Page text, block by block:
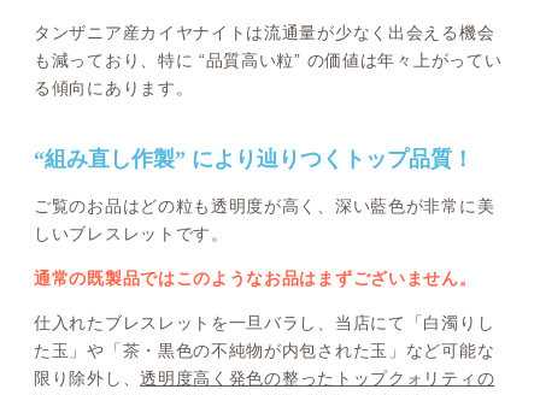
タンザニア産カイヤナイトは流通量が少なく出会える機会
も減っており、特に “品質高い粒” の価値は年々上がってい
る傾向にあります。
“組み直し作製” により辿りつくトップ品質！
ご覧のお品はどの粒も透明度が高く、深い藍色が非常に美
しいブレスレットです。
通常の既製品ではこのようなお品はまずございません。
仕入れたブレスレットを一旦バラし、当店にて「白濁りし
た玉」や「茶・黒色の不純物が内包された玉」など可能な
限り除外し、透明度高く発色の整ったトップクォリティの